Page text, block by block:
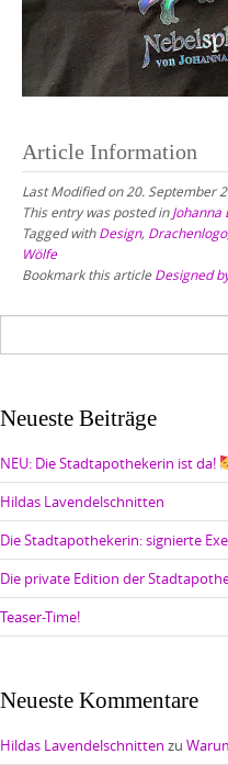
Article Information
Last Modified on 20. September
This entry was posted inJohanna
Tagged withDesign, Drachenlogo
Wölfe
Bookmark this article Designed
Neueste Beiträge
NEU: Die Stadtapothekerin ist da!
Hildas Lavendelschnitten
Die Stadtapothekerin: signierte
Die private Edition der
Teaser-Time!
Neueste Kommentare
Hildas Lavendelschnitten zu